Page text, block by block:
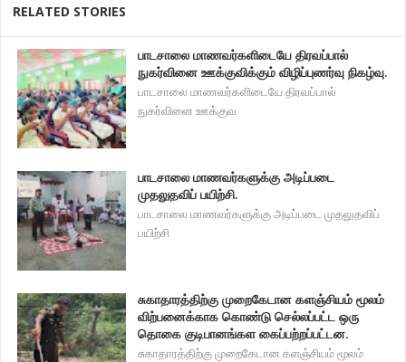
RELATED STORIES
பாடசாலை மாணவர்களிடையே திரவப்பால்
நுகர்வினை ஊக்குவிக்கும் விழிப்புணர்வு நிகழ்வு.
பாடசாலை மாணவர்களிடையே திரவப்பால்
நுகர்வினை ஊக்குவ
பாடசாலை மாணவர்களுக்கு அடிப்படை
முதலுதவிப் பயிற்சி.
பாடசாலை மாணவர்களுக்கு அடிப்படை முதலுதவிப்
பயிற்சி
சுகாதாரத்திற்கு முறைகேடான களஞ்சியம் மூலம்
விற்பனைக்காக கொண்டு செல்லப்பட்ட ஒரு
தொகை குடிபானங்கள கைப்பற்றப்பட்டன.
சுகாதாரத்திற்கு முறைகேடான களஞ்சியம் மூலம்